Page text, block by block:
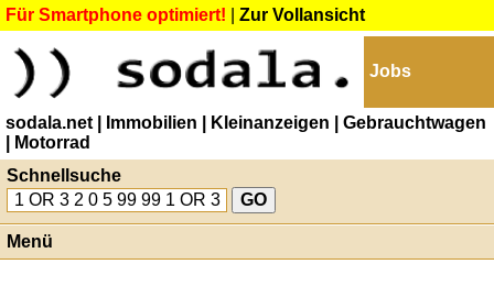
Für Smartphone optimiert! Zur Vollansicht
Jobs
sodala.net | Immobilien | Kleinanzeigen
| Gebrauchtwagen
| Motorrad
Schnellsuche
Menü